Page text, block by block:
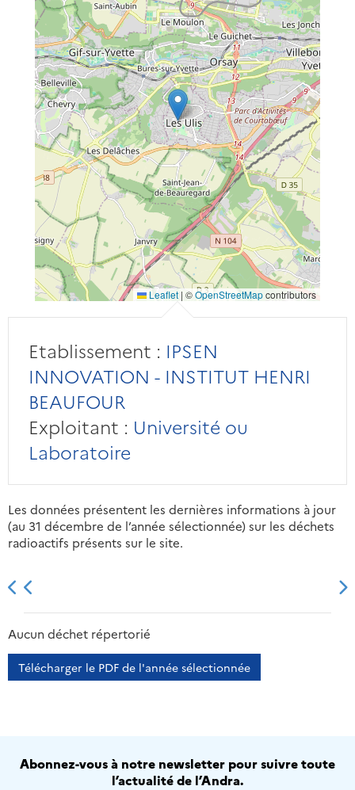
Leaflet | ©OpenStreetMapcontributors
Etablissement : IPSEN
INNOVATION - INSTITUT HENRI
BEAUFOUR
Exploitant : Université ou
Laboratoire
Les données présentent les dernières informations à jour
(au 31 décembre de l’année sélectionnée) sur les déchets
radioactifs présents sur le site.
2013 2014
Aucun déchet répertorié
Télécharger le PDF de l'année sélectionnée
Abonnez-vous à notre newsletter pour suivre toute
l’actualité de l’Andra.